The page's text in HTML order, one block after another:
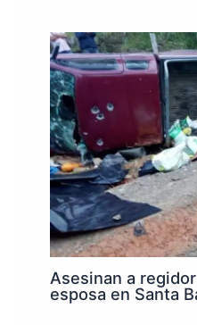
Asesinan a
esposa en Santa